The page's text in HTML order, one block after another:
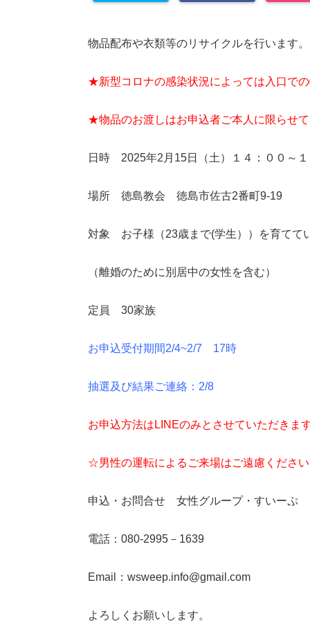
物品配布や衣類等のリサイクルを行います。
★新型コロナの感染状況によっては入口で
★物品のお渡しはお申込者ご本人に限らせ
日時 2025年2月15日（土）１４：００～
場所 徳島教会 徳島市佐古2番町9-19
対象 お子様（23歳まで(学生））を育てて
（離婚のために別居中の女性を含む）
定員 30家族
お申込受付期間2/4~2/7 17時
抽選及び結果ご連絡：2/8
お申込方法はLINEのみとさせていただきま
☆男性の運転によるご来場はご遠慮ください
申込・お問合せ 女性グループ・すいーぷ
電話：080-2995－1639
Email：wsweep.info@gmail.com
よろしくお願いします。